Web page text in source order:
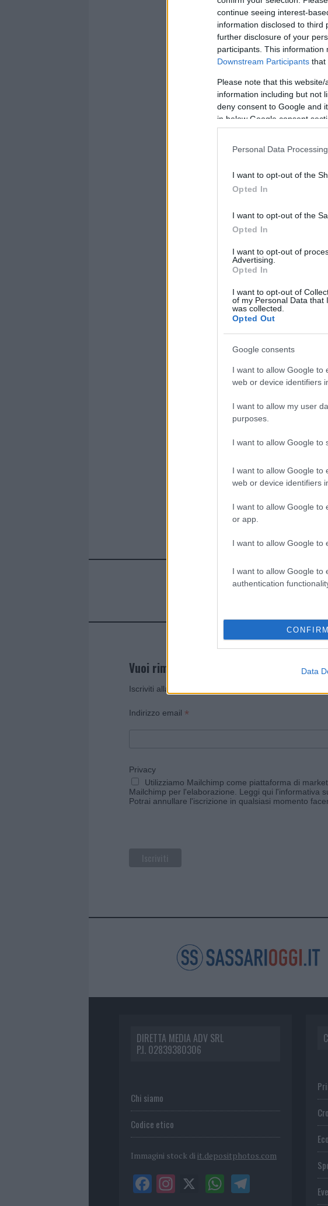
continue seeing interest-
information disclosed to third
further disclosure of your
participants. This
Downstream Participants that
Please note that this
information including but not
deny consent to Google and
in below Google consent
Personal Data
I want to opt-out of the
Opted In
I want to opt-out of the
Opted In
I want to opt-out of
Advertising.
Opted In
I want to opt-out of
of my Personal Data that
was collected.
Opted Out
Google consents
I want to allow Google to
web or device identifiers
I want to allow my user
purposes.
I want to allow Google to
I want to allow Google to
web or device identifiers
I want to allow Google to
or app.
I want to allow Google to
I want to allow Google to
authentication
CONFIRM
Data
Invia un
Vuoi rimanere sempre aggiornato?
Iscriviti alla newsletter di Gallura Oggi e ricevi le
Indirizzo email *
Privacy
Utilizziamo Mailchimp come piattaforma di
Mailchimp per l'elaborazione. Leggi qui l'informativa
Potrai annullare l'iscrizione in qualsiasi momento
DIRETTA MEDIA ADV SRL
P.I. 02839380306
Chi siamo
Codice etico
Immagini stock di it.depositphotos.com